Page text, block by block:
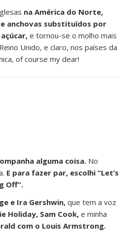
na América do Norte,
anchovas substituídos por
e tornou-se o molho mais
Unido, e claro, nos países da
of course my dear!
alguma coisa. No
E para fazer par, escolhi “Let’s
Off”.
e Ira Gershwin, que tem a voz
Holiday, Sam Cook, e minha
com o Louis Armstrong.